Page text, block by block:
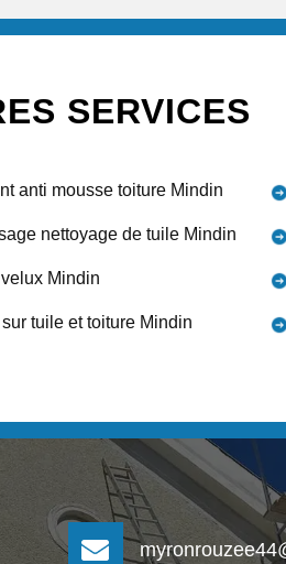
SERVICES
anti mousse toiture Mindin
nettoyage de tuile Mindin
Mindin
tuile et toiture Mindin